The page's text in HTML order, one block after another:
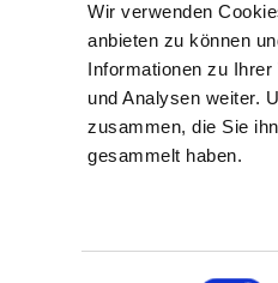
Wir verwenden
anbieten zu können
Informationen zu
und Analysen weiter.
zusammen, die Sie
gesammelt haben.